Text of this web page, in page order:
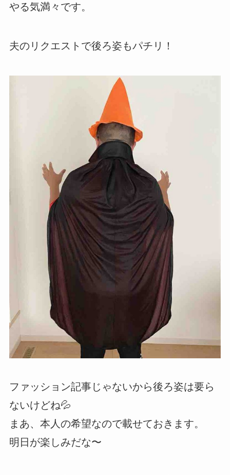
やる気満々です。
夫のリクエストで後ろ姿もパチリ！
ファッション記事じゃないから後ろ姿は要ら
ないけどね💦
まあ、本人の希望なので載せておきます。
明日が楽しみだな〜